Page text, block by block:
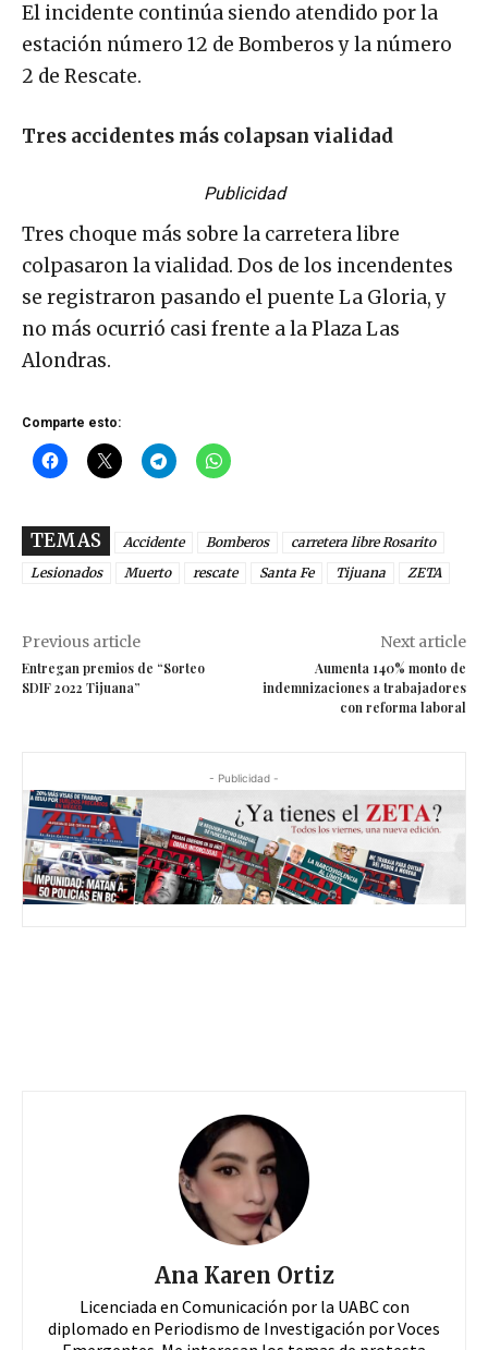
El incidente continúa siendo atendido por la
estación número 12 de Bomberos y la número
2 de Rescate.
Tres accidentes más colapsan vialidad
Publicidad
Tres choque más sobre la carretera libre
colpasaron la vialidad. Dos de los incendentes
se registraron pasando el puente La Gloria, y
no más ocurrió casi frente a la Plaza Las
Alondras.
Comparte esto:
TEMAS Accidente Bomberos
carretera libre Rosarito
Lesionados
Muerto rescate Santa Fe Tijuana ZETA
Previous article
Entregan premios de “Sorteo
SDIF 2022 Tijuana”
Next article
Aumenta 140% monto de
indemnizaciones a trabajadores
con reforma laboral
- Publicidad -
Ana Karen Ortiz
Licenciada en Comunicación por la UABC con
diplomado en Periodismo de Investigación por Voces